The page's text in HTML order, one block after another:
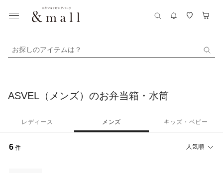
お探しのアイテムは？
ASVEL（メンズ）のお弁当箱・水筒
レディース メンズ キッズ・ベビー
6 件 人気順